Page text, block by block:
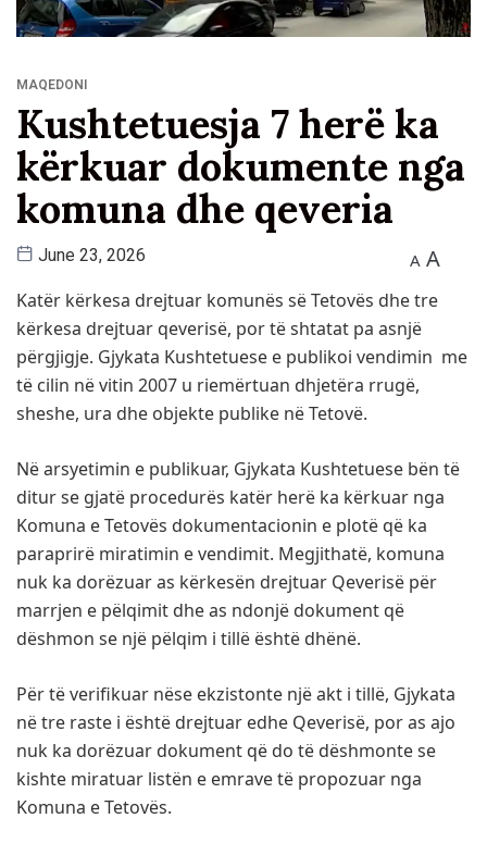
MAQEDONI
Kushtetuesja 7 herë ka
kërkuar dokumente nga
komuna dhe qeveria
June 23, 2026 A A
Katër kërkesa drejtuar komunës së Tetovës dhe tre
kërkesa drejtuar qeverisë, por të shtatat pa asnjë
përgjigje. Gjykata Kushtetuese e publikoi vendimin me
të cilin në vitin 2007 u riemërtuan dhjetëra rrugë,
sheshe, ura dhe objekte publike në Tetovë.
Në arsyetimin e publikuar, Gjykata Kushtetuese bën të
ditur se gjatë procedurës katër herë ka kërkuar nga
Komuna e Tetovës dokumentacionin e plotë që ka
paraprirë miratimin e vendimit. Megjithatë, komuna
nuk ka dorëzuar as kërkesën drejtuar Qeverisë për
marrjen e pëlqimit dhe as ndonjë dokument që
dëshmon se një pëlqim i tillë është dhënë.
Për të verifikuar nëse ekzistonte një akt i tillë, Gjykata
në tre raste i është drejtuar edhe Qeverisë, por as ajo
nuk ka dorëzuar dokument që do të dëshmonte se
kishte miratuar listën e emrave të propozuar nga
Komuna e Tetovës.